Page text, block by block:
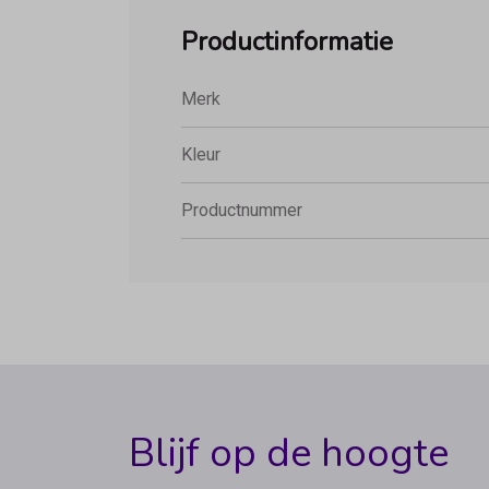
Productinformatie
Merk
Kleur
Productnummer
Blijf op de hoogte